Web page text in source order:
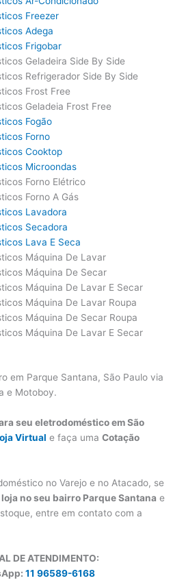
Freezer
Adega
Frigobar
Geladeira Side By Side
Refrigerador Side By Side
Frost Free
Geladeia Frost Free
Fogão
Forno
Cooktop
Microondas
Forno Elétrico
Forno A Gás
Lavadora
Secadora
Lava E Seca
Máquina De Lavar
Máquina De Secar
Máquina De Lavar E Secar
Máquina De Lavar Roupa
Máquina De Secar Roupa
Máquina De Lavar E Secar
em Parque Santana, São Paulo via
e Motoboy.
seu eletrodoméstico em São
Virtual e faça umaCotação
no Varejo e no Atacado, se
loja no seu bairro Parque Santana e
entre em contato com a
DE ATENDIMENTO:
11 96589-6168